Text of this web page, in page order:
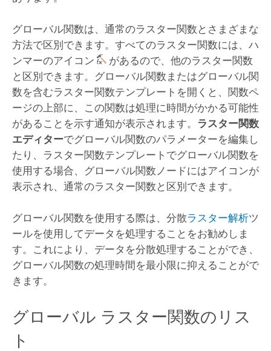
グローバル関数は、通常のラスター関数とさまざまな
方法で区別できます。すべてのラスター関数には、ハ
ンマーのアイコン
があるので、他のラスター関数
と区別できます。グローバル関数またはグローバル関
数を含むラスター関数テンプレートを開くと、関数ペ
ージの上部に、この関数は処理に時間がかかる可能性
があることを示す通知が表示されます。 ラスター関数
エディターでグローバル関数のパラメーターを編集し
たり、ラスター関数テンプレートでグローバル関数を
使用する場合、グローバル関数ノードにはアイコンが
表示され、通常のラスター関数と区別できます。
グローバル関数を使用する際は、分散ラスター解析ツ
ールを使用してデータを処理することをお勧めしま
す。これにより、データを分散処理することができ、
グローバル関数の処理時間を最小限に抑えることがで
きます。
グローバル ラスター関数のリス
ト